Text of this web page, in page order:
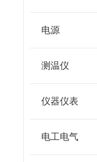
电源
测温仪
仪器仪表
电工电气